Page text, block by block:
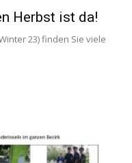
Herbst ist da!
23) finden Sie viele